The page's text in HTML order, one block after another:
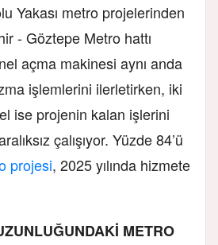
Yakası metro projelerinden
- Göztepe Metro hattı
açma makinesi aynı anda
işlemlerini ilerletirken, iki
ise projenin kalan işlerini
çalışıyor. Yüzde 84’ü
projesi, 2025 yılında hizmete
METRO